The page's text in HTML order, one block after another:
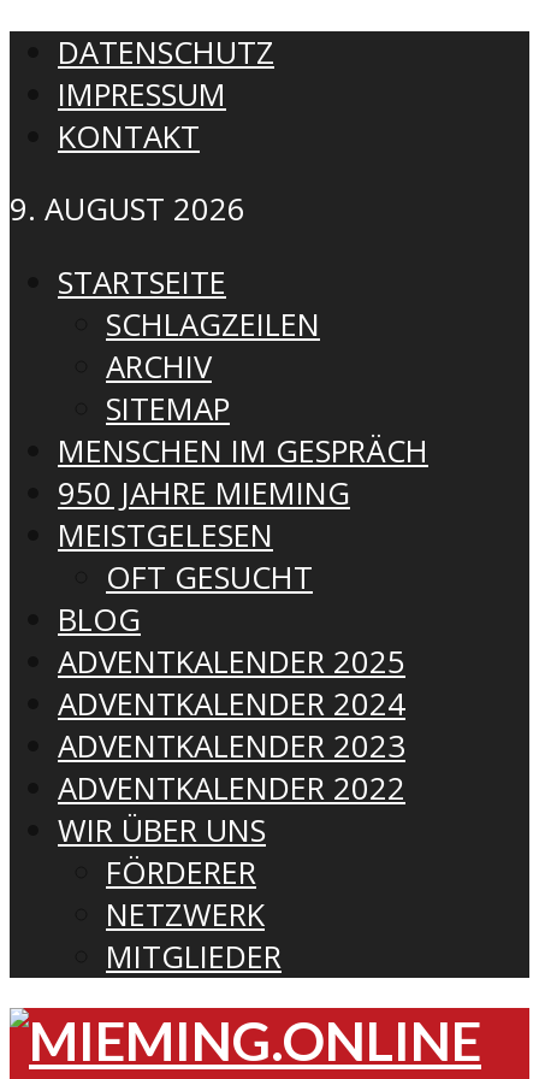
DATENSCHUTZ
IMPRESSUM
KONTAKT
9. AUGUST 2026
STARTSEITE
SCHLAGZEILEN
ARCHIV
SITEMAP
MENSCHEN IM GESPRÄCH
950 JAHRE MIEMING
MEISTGELESEN
OFT GESUCHT
BLOG
ADVENTKALENDER 2025
ADVENTKALENDER 2024
ADVENTKALENDER 2023
ADVENTKALENDER 2022
WIR ÜBER UNS
FÖRDERER
NETZWERK
MITGLIEDER